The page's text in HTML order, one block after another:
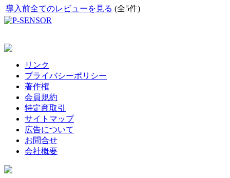
導入前全てのレビューを見る (全5件)
リンク
プライバシーポリシー
著作権
会員規約
特定商取引
サイトマップ
広告について
お問合せ
会社概要